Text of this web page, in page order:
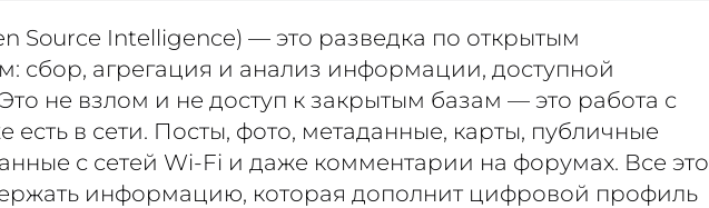
Source Intelligence) — это разведка по открытым
сбор, агрегация и анализ информации, доступной
не взлом и не доступ к закрытым базам — это работа с
есть в сети. Посты, фото, метаданные, карты, публичные
с сетей Wi-Fi и даже комментарии на форумах. Все это
информацию, которая дополнит цифровой профиль